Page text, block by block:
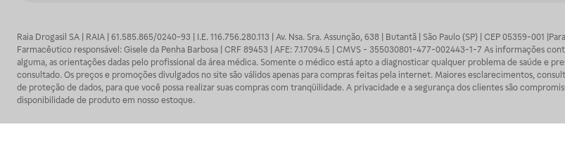
Raia Drogasil SA | RAIA | 61.585.865/0240-93 | I.E. 116.756.280.113 | Av. Nsa. Sra. Assunção, 638 | Butantã | São Paulo (SP) | CEP 05359-001
Farmacêutico responsável: Gisele da Penha Barbosa | CRF 89453 | AFE: 7.17094.5 | CMVS - 355030801-477-002443-1-7 As informações
alguma, as orientações dadas pelo profissional da área médica. Somente o médico está apto a diagnosticar qualquer problema de saúde e
consultado. Os preços e promoções divulgados no site são válidos apenas para compras feitas pela internet. Maiores esclarecimentos,
de proteção de dados, para que você possa realizar suas compras com tranqüilidade. A privacidade e a segurança dos clientes são
disponibilidade de produto em nosso estoque.